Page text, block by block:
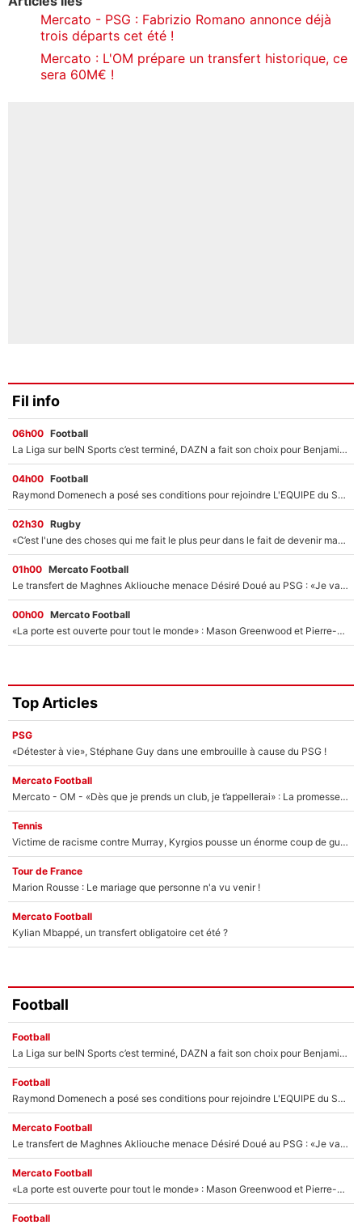
Mercato - PSG : Fabrizio Romano annonce déjà
trois départs cet été !
Mercato : L'OM prépare un transfert historique, ce
sera 60M€ !
Fil info
06h00 Football
La Liga sur beIN Sports c’est terminé, DAZN a fait son choix pour Benjamin Da Silva et Omar Da Fonseca !
04h00 Football
Raymond Domenech a posé ses conditions pour rejoindre L'EQUIPE du Soir : Il refuse de faire l'émission avec un autre chroniqueur !
02h30 Rugby
«C’est l'une des choses qui me fait le plus peur dans le fait de devenir maman» : En couple avec Antoine Dupont, Iris Mittenaere s'inquiète déjà pour ses futurs enfants !
01h00 Mercato Football
Le transfert de Maghnes Akliouche menace Désiré Doué au PSG : «Je valide à 200%»
00h00 Mercato Football
«La porte est ouverte pour tout le monde» : Mason Greenwood et Pierre-Emerick Aubameyang ont quitté l'OM, Amine Gouiri balance sur la suite du mercato et sur la réaction du vestiaire !
Top Articles
PSG
«Détester à vie», Stéphane Guy dans une embrouille à cause du PSG !
Mercato Football
Mercato - OM - «Dès que je prends un club, je t’appellerai» : La promesse de Marcelino au moment de claquer la porte
Tennis
Victime de racisme contre Murray, Kyrgios pousse un énorme coup de gueule !
Tour de France
Marion Rousse : Le mariage que personne n'a vu venir !
Mercato Football
Kylian Mbappé, un transfert obligatoire cet été ?
Football
Football
La Liga sur beIN Sports c’est terminé, DAZN a fait son choix pour Benjamin Da Silva et Omar Da Fonseca !
Football
Raymond Domenech a posé ses conditions pour rejoindre L'EQUIPE du Soir : Il refuse de faire l'émission avec un autre chroniqueur !
Mercato Football
Le transfert de Maghnes Akliouche menace Désiré Doué au PSG : «Je valide à 200%»
Mercato Football
«La porte est ouverte pour tout le monde» : Mason Greenwood et Pierre-Emerick Aubameyang ont quitté l'OM, Amine Gouiri balance sur la suite du mercato et sur la réaction du vestiaire !
Football